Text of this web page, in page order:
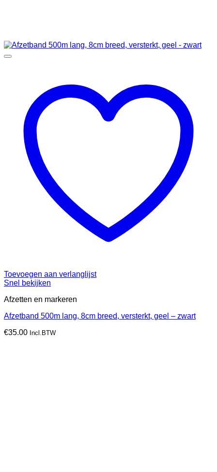
Toevoegen aan verlanglijst
Snel bekijken
Afzetten en markeren
Afzetband 500m lang, 8cm breed, versterkt, geel – zwart
€35.00 Incl.BTW